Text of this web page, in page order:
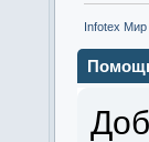
Infotex Мир